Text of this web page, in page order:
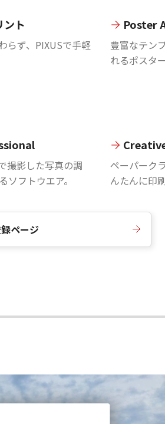
ント
らず、PIXUSで手軽
Poster
豊富なテン
れるポスタ
撮影した写真の調
ソフトウエア。
ペーパーク
んたんに印
ページ